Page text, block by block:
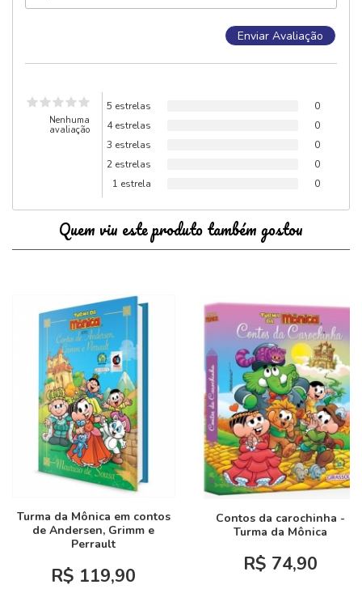
Nenhuma
avaliação
5 estrelas
0
4 estrelas
0
3 estrelas
0
2 estrelas
0
1 estrela
0
Quem viu este produto também gostou
Turma da Mônica em contos
de Andersen, Grimm e
Perrault
R$ 119,90
Contos da carochinha -
Turma da Mônica
R$ 74,90